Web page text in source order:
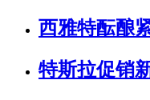
西雅特酝酿
特斯拉促销